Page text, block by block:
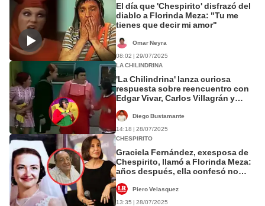
El día que 'Chespirito' disfrazó del
diablo a Florinda Meza: "Tu me
tienes que decir mi amor"
Omar Neyra
08:02 | 29/07/2025
LA CHILINDRINA
'La Chilindrina' lanza curiosa
respuesta sobre reencuentro con
Edgar Vivar, Carlos Villagrán y
Diego Bustamante
14:18 | 28/07/2025
CHESPIRITO
Graciela Fernández, exesposa de
Chespirito, llamó a Florinda Meza:
años después, ella confesó no
Piero Velasquez
13:35 | 28/07/2025